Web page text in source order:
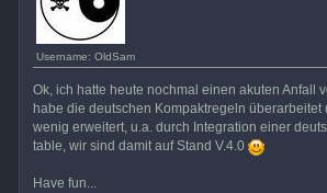
Username: OldSam
Ok, ich hatte heute nochmal einen akuten Anfall
habe die deutschen Kompaktregeln überarbeitet
wenig erweitert, u.a. durch Integration einer
table, wir sind damit auf Stand V.4.0
Have fun...